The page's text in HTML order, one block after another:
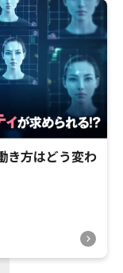
き方はどう変わ